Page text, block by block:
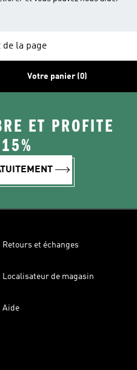
de la page
Votre panier (0)
ET PROFITE
Retours et échanges
Localisateur de magasin
Aide